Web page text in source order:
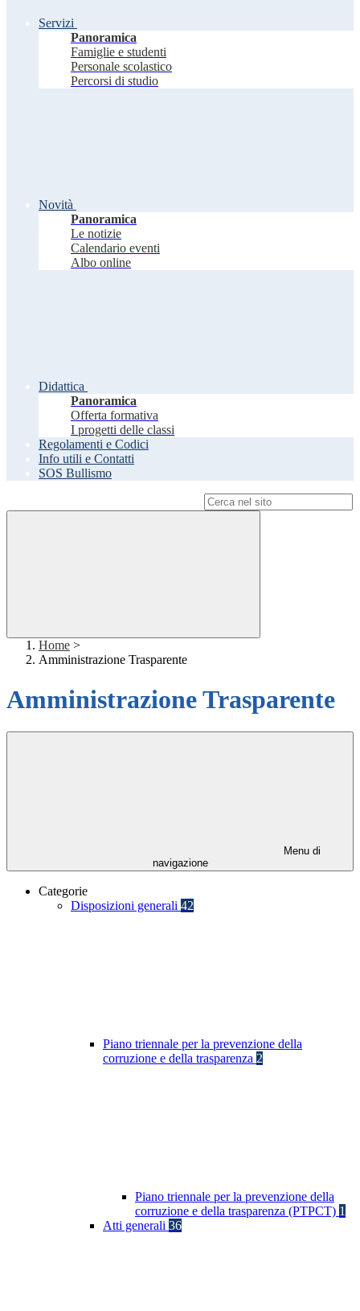
Servizi
Panoramica
Famiglie e studenti
Personale scolastico
Percorsi di studio
Novità
Panoramica
Le notizie
Calendario eventi
Albo online
Didattica
Panoramica
Offerta formativa
I progetti delle classi
Regolamenti e Codici
Info utili e Contatti
SOS Bullismo
Home >
Amministrazione Trasparente
Amministrazione Trasparente
Menu di
navigazione
Categorie
Disposizioni generali 42
Piano triennale per la prevenzione della
corruzione e della trasparenza 2
Piano triennale per la prevenzione della
corruzione e della trasparenza (PTPCT) 1
Atti generali 36